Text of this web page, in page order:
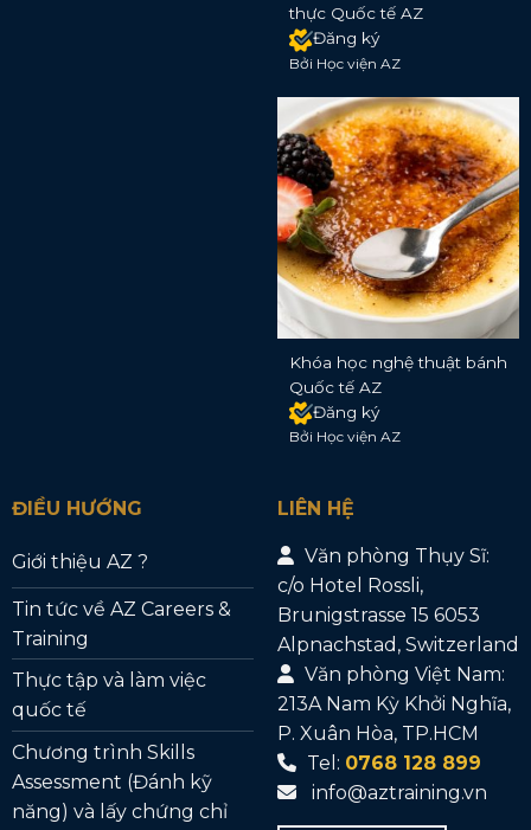
thực Quốc tế AZ
Đăng ký
Bởi Học viện AZ
Khóa học nghệ thuật bánh
Quốc tế AZ
Đăng ký
Bởi Học viện AZ
ĐIỀU HƯỚNG
Giới thiệu AZ ?
Tin tức về AZ Careers &
Training
Thực tập và làm việc
quốc tế
Chương trình Skills
Assessment (Đánh kỹ
năng) và lấy chứng chỉ
LIÊN HỆ
Văn phòng Thụy Sĩ:
c/o Hotel Rossli,
Brunigstrasse 15 6053
Alpnachstad, Switzerland
Văn phòng Việt Nam:
213A Nam Kỳ Khởi Nghĩa,
P. Xuân Hòa, TP.HCM
Tel: 0768 128 899
info@aztraining.vn